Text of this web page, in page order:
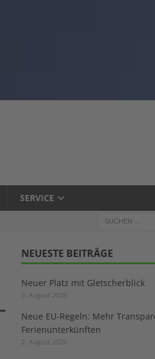
SERVICE
NEUESTE BEITRÄGE
Neuer Platz mit Gletscherblick
3. August 2026
Neue EU-Regeln: Mehr
Ferienunterkünften
2. August 2026